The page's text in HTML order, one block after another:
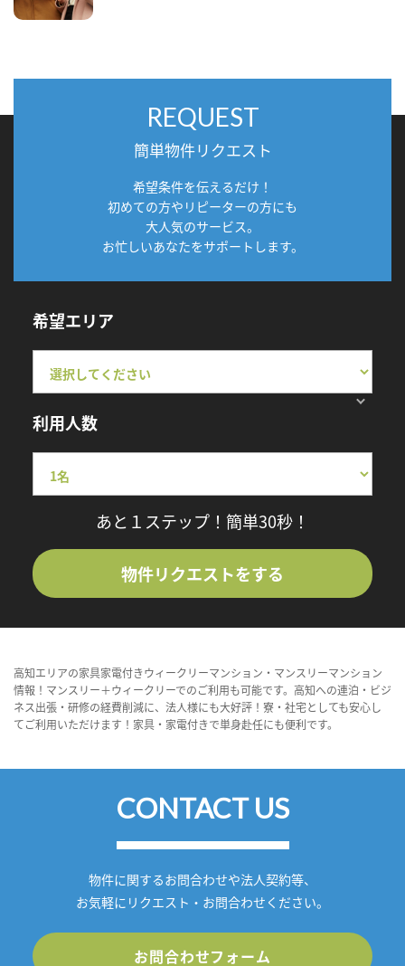
REQUEST
簡単物件リクエスト
希望条件を伝えるだけ！
初めての方やリピーターの方にも
大人気のサービス。
お忙しいあなたをサポートします。
希望エリア
利用人数
あと１ステップ！簡単30秒！
物件リクエストをする
高知エリアの家具家電付きウィークリーマンション・マンスリーマンション
情報！マンスリー＋ウィークリーでのご利用も可能です。高知への連泊・ビジ
ネス出張・研修の経費削減に、法人様にも大好評！寮・社宅としても安心し
てご利用いただけます！家具・家電付きで単身赴任にも便利です。
CONTACT US
物件に関するお問合わせや法人契約等、
お気軽にリクエスト・お問合わせください。
お問合わせフォーム